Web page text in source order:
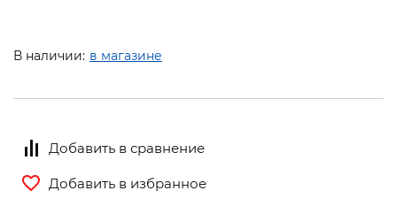
В наличии: в магазине
Добавить в сравнение
Добавить в избранное